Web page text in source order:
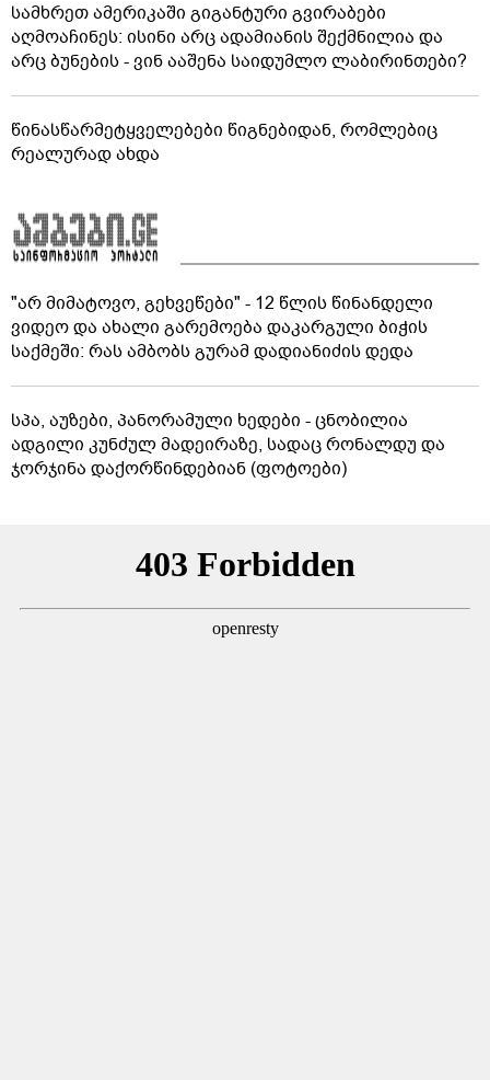
სამხრეთ ამერიკაში გიგანტური გვირაბები
აღმოაჩინეს: ისინი არც ადამიანის შექმნილია და
არც ბუნების - ვინ ააშენა საიდუმლო ლაბირინთები?
წინასწარმეტყველებები წიგნებიდან, რომლებიც
რეალურად ახდა
"არ მიმატოვო, გეხვეწები" - 12 წლის წინანდელი
ვიდეო და ახალი გარემოება დაკარგული ბიჭის
საქმეში: რას ამბობს გურამ დადიანიძის დედა
სპა, აუზები, პანორამული ხედები - ცნობილია
ადგილი კუნძულ მადეირაზე, სადაც რონალდუ და
ჯორჯინა დაქორწინდებიან (ფოტოები)